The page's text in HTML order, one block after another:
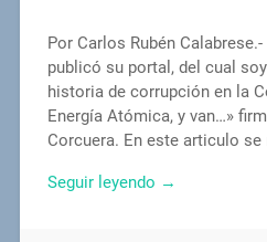
Por Carlos Rubén
publicó su portal, del cual
historia de corrupción en la
Energía Atómica, y van…»
Corcuera. En este articulo
Seguir leyendo →